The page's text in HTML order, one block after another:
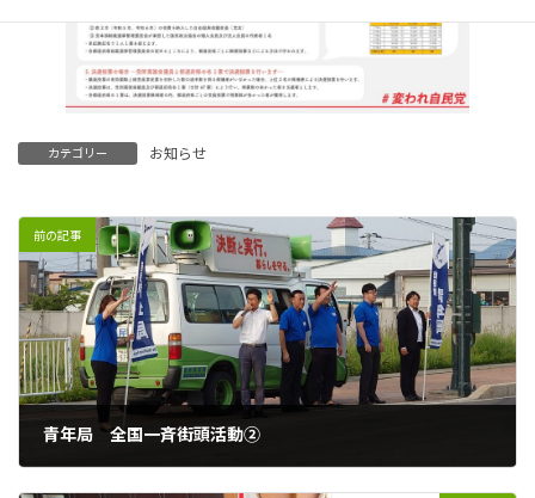
カテゴリー お知らせ
前の記事
青年局 全国一斉街頭活動②